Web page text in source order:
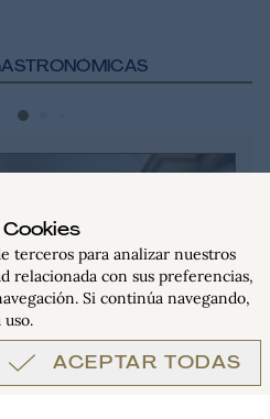
terceros para analizar nuestros
relacionada con sus preferencias,
Si continúa navegando,
ACEPTAR TODAS